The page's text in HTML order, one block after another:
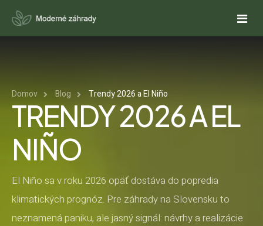
O NÁS
SLUŽBY
NÁVRHY ZÁHRAD
REALIZÁCIE ZÁHRAD
REALIZUJETE ZÁHRADU SVOJPOMOCNE?
AUTOMATICKÉ ZÁVLAHY
REFERENCIE
PONUKY
CENOVÁ PONUKA NA NÁVRH ZÁHRADY
KALKULAČKY
Domov Blog Trendy 2026 a El Niño
TRENDY 2026 A EL
NIÑO
El Niño sa v roku 2026 opäť dostáva do popredia
klimatických prognóz. Pre záhrady na Slovensku to
neznamená paniku, ale jasný signál: návrhy a realizácie